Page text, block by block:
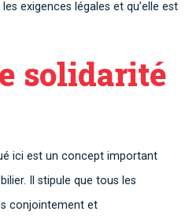
exigences légales et qu’elle est
solidarité
ici est un concept important
Il stipule que tous les
conjointement et